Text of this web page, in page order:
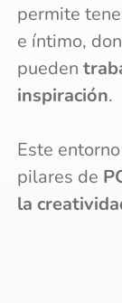
permite
e íntimo,
pueden
inspiración.
Este
pilares de
la